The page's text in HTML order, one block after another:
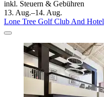
inkl. Steuern & Gebühren
13. Aug.–14. Aug.
Lone Tree Golf Club And Hotel